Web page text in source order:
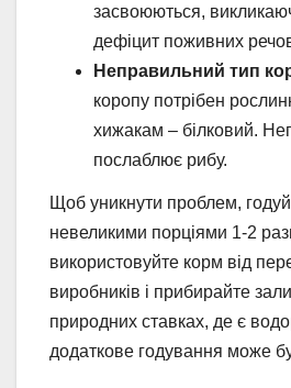
засвоюються,
дефіцит поживних
Неправильний тип
коропу потрібен
хижакам – білковий.
послаблює рибу.
Щоб уникнути проблем,
невеликими порціями 1-2
використовуйте корм від
виробників і прибирайте
природних ставках, де є
додаткове годування може